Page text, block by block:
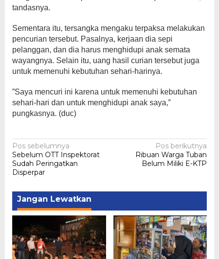
tandasnya.
Sementara itu, tersangka mengaku terpaksa melakukan
pencurian tersebut. Pasalnya, kerjaan dia sepi
pelanggan, dan dia harus menghidupi anak semata
wayangnya. Selain itu, uang hasil curian tersebut juga
untuk memenuhi kebutuhan sehari-harinya.
”Saya mencuri ini karena untuk memenuhi kebutuhan
sehari-hari dan untuk menghidupi anak saya,”
pungkasnya. (duc)
Navigasi
pos
Pos sebelumnya
Sebelum OTT Inspektorat
Sudah Peringatkan
Disperpar
Pos berikutnya
Ribuan Warga Tuban
Belum Miliki E-KTP
Jangan Lewatkan